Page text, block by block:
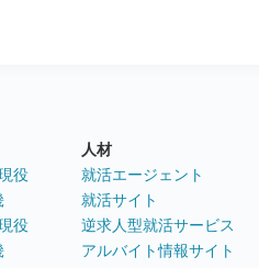
役
役
人材
就活エージェント
就活サイト
逆求人型就活サービス
アルバイト情報サイト